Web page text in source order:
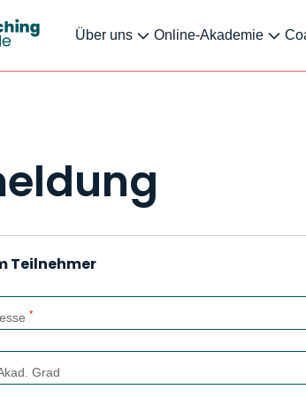
Über uns Online-Akademie
Teilnehmer
*
Grad